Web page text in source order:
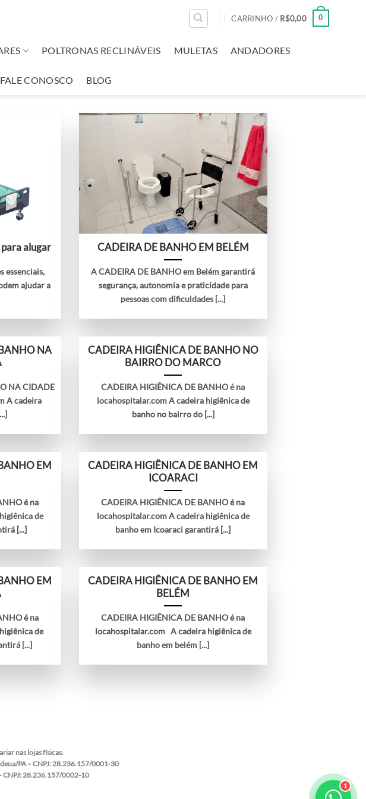
CARRINHO / R$0,00 0
POLTRONAS RECLINÁVEIS MULETAS ANDADORES
FALE CONOSCO BLOG
alugar
essenciais,
ajudar a
CADEIRA DE BANHO EM BELÉM
A CADEIRA DE BANHO em Belém garantirá
segurança, autonomia e praticidade para
pessoas com dificuldades [...]
NA
NA CIDADE
A cadeira
CADEIRA HIGIÊNICA DE BANHO NO
BAIRRO DO MARCO
CADEIRA HIGIÊNICA DE BANHO é na
locahospitalar.com A cadeira higiênica de
banho no bairro do [...]
EM
é na
de
[...]
CADEIRA HIGIÊNICA DE BANHO EM
ICOARACI
CADEIRA HIGIÊNICA DE BANHO é na
locahospitalar.com A cadeira higiênica de
banho em Icoaraci garantirá [...]
EM
é na
de
[...]
CADEIRA HIGIÊNICA DE BANHO EM
BELÉM
CADEIRA HIGIÊNICA DE BANHO é na
locahospitalar.com A cadeira higiênica de
banho em belém [...]
nas lojas físicas.
PA – CNPJ: 28.236.157/0001-30
CNPJ: 28.236.157/0002-10